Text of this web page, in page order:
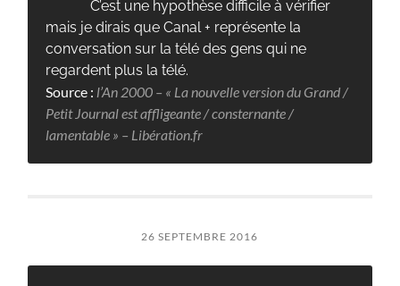
C’est une hypothèse difficile à vérifier
mais je dirais que Canal + représente la
conversation sur la télé des gens qui ne
regardent plus la télé.
Source : l’An 2000 – « La nouvelle version du Grand /
Petit Journal est affligeante / consternante /
lamentable » – Libération.fr
26 SEPTEMBRE 2016